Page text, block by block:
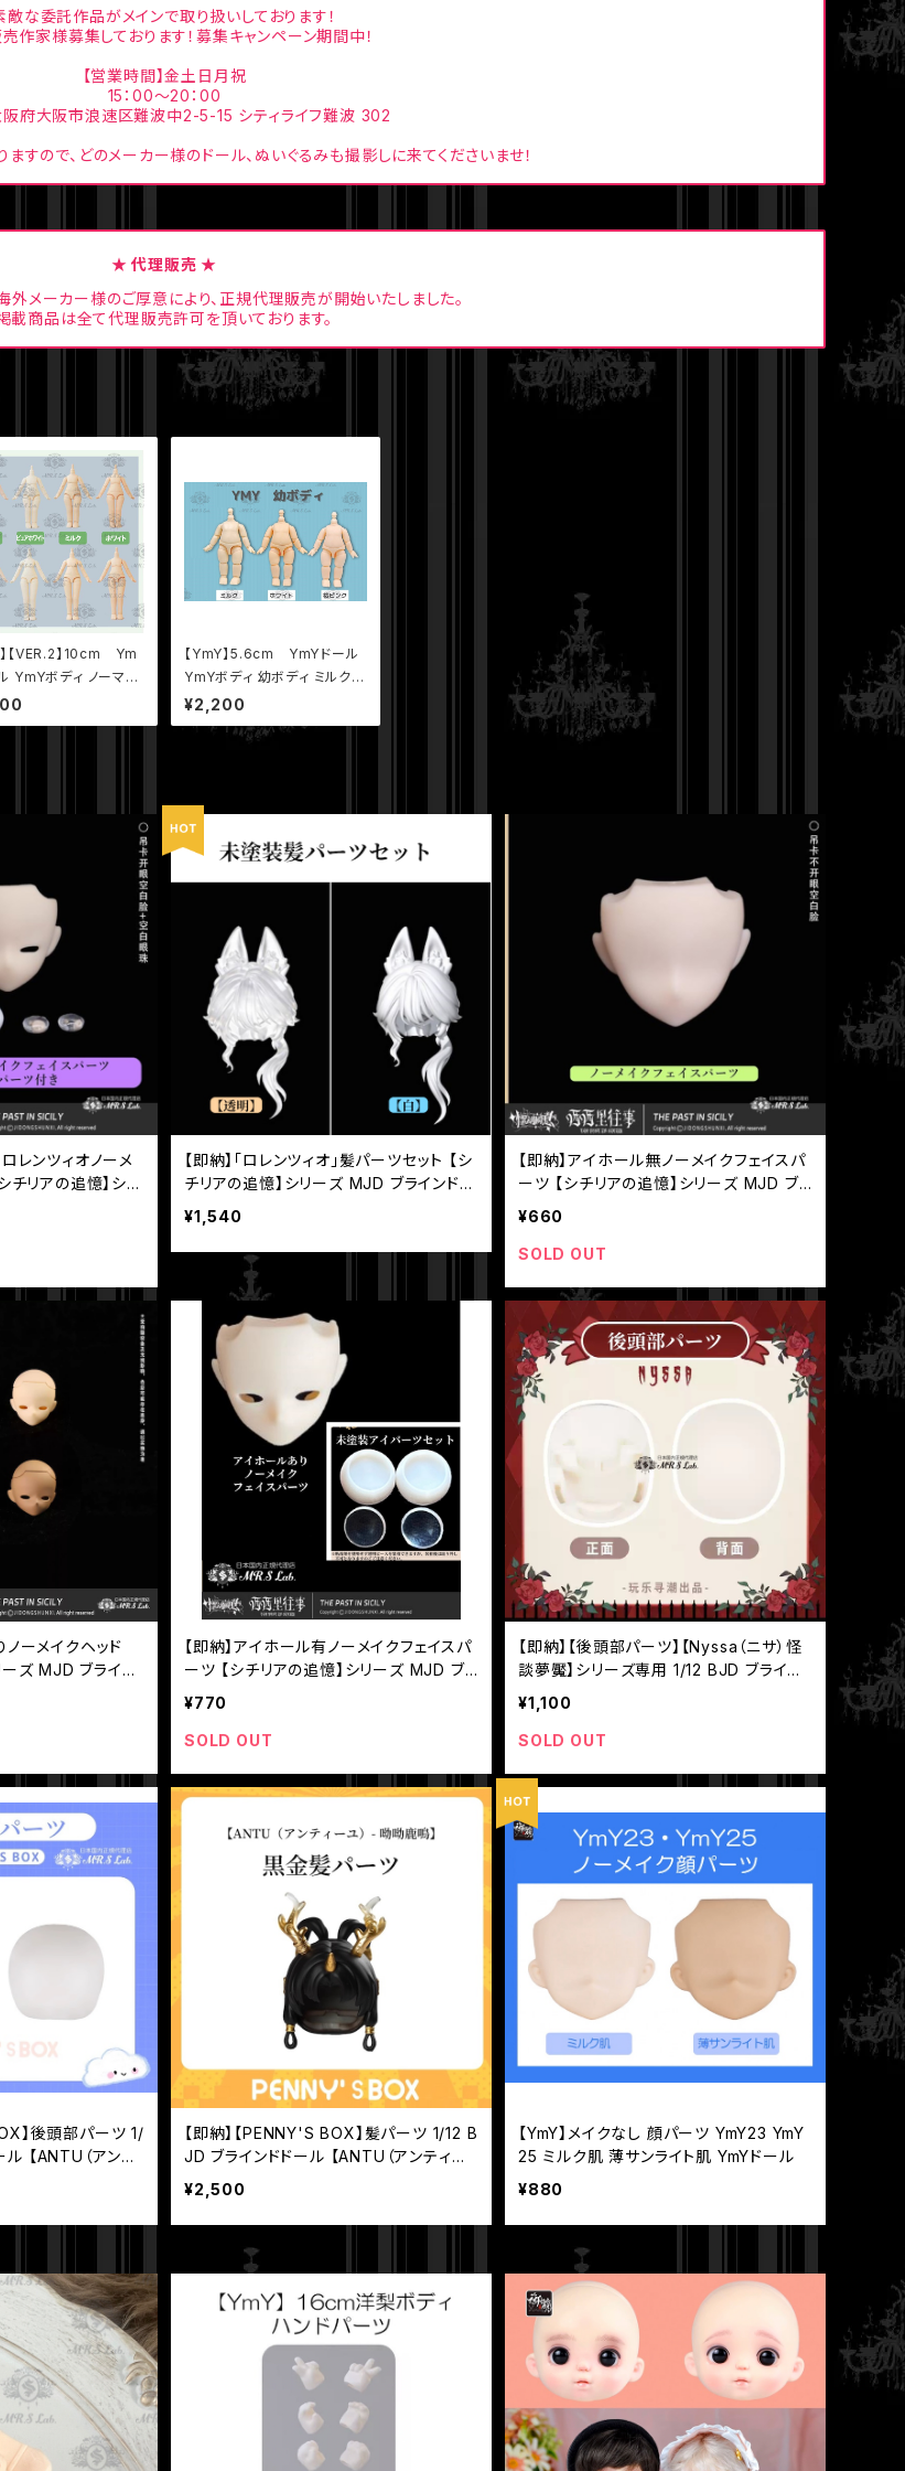
敵な委託作品がメインで取り扱いしております！
作家様募集しております！募集キャンペーン期間中！
【営業時間】金土日月祝
15：00〜20：00
阪府大阪市浪速区難波中2-5-15 シティライフ難波 302
すので、どのメーカー様のドール、ぬいぐるみも撮影しに来てくださいませ！
★ 代理販売 ★
外メーカー様のご厚意により、正規代理販売が開始いたしました。
載商品は全て代理販売許可を頂いております。
】【VER.2】10cm Ym
YmYボディ ノーマル
ルク 桜ピンク ホワイ
ホワイト
【YmY】5.6cm YmYドール
YmYボディ 幼ボディ ミルク
桜ピンク ホワイト
¥2,200
ロレンツィオノーメ
チリアの追憶】シリ
ル 【悸動瞬息】
【即納】「ロレンツィオ」髪パーツセット 【シ
チリアの追憶】シリーズ MJD ブラインドド
ール 【悸動瞬息】
¥1,540
【即納】アイホール無ノーメイクフェイスパ
ーツ 【シチリアの追憶】シリーズ MJD ブ
ラインドドール 【悸動瞬息】
¥660
SOLD OUT
ノーメイクヘッド
ーズ MJD ブライン
【即納】アイホール有ノーメイクフェイスパ
ーツ 【シチリアの追憶】シリーズ MJD ブ
ラインドドール 【悸動瞬息】
¥770
SOLD OUT
【即納】【後頭部パーツ】【Nyssa（ニサ）怪
談夢魘】シリーズ専用 1/12 BJD ブライン
ドドール
¥1,100
SOLD OUT
】後頭部パーツ 1/
【ANTU（アンテ
【即納】【PENNY'S BOX】髪パーツ 1/12 B
JD ブラインドドール 【ANTU（アンティー
ユ）- 呦呦鹿鳴】
¥2,500
【YmY】メイクなし 顔パーツ YmY23 YmY
25 ミルク肌 薄サンライト肌 YmYドール
¥880